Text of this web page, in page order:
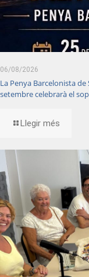
06/08/2026
La Penya Barcelonista
setembre celebrarà el
Llegir més